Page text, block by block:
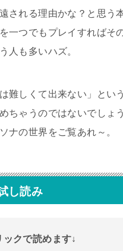
される理由かな？と思う
一つでもプレイすればそ
人も多いハズ。
は難しくて出来ない」とい
ちゃうのではないでしょ
ナの世界をご覧あれ～。
し読み
ックで読めます↓